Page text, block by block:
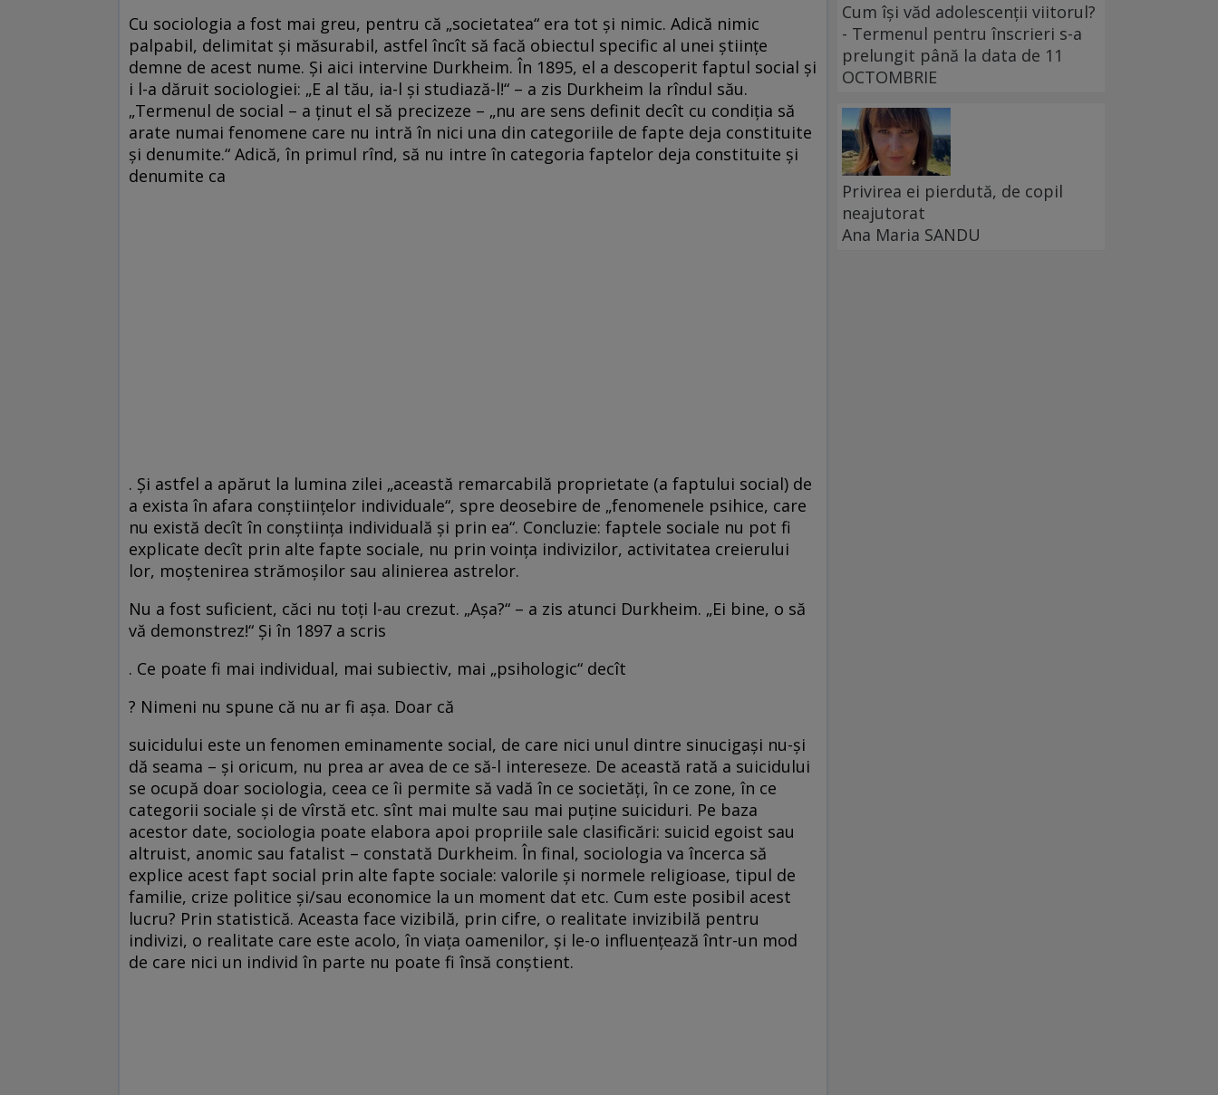
Cu sociologia a fost mai greu, pentru că „societatea“ era tot şi nimic. Adică nimic
palpabil, delimitat şi măsurabil, astfel încît să facă obiectul specific al unei ştiinţe
demne de acest nume. Şi aici intervine Durkheim. În 1895, el a descoperit faptul social şi
i l-a dăruit sociologiei: „E al tău, ia-l şi studiază-l!“ – a zis Durkheim la rîndul său.
„Termenul de social – a ţinut el să precizeze – „nu are sens definit decît cu condiţia să
arate numai fenomene care nu intră în nici una din categoriile de fapte deja constituite
şi denumite.“ Adică, în primul rînd, să nu intre în categoria faptelor deja constituite şi
denumite ca
. Şi astfel a apărut la lumina zilei „această remarcabilă proprietate (a faptului social) de
a exista în afara conştiinţelor individuale“, spre deosebire de „fenomenele psihice, care
nu există decît în conştiinţa individuală şi prin ea“. Concluzie: faptele sociale nu pot fi
explicate decît prin alte fapte sociale, nu prin voinţa indivizilor, activitatea creierului
lor, moştenirea strămoşilor sau alinierea astrelor.
Nu a fost suficient, căci nu toţi l-au crezut. „Aşa?“ – a zis atunci Durkheim. „Ei bine, o să
vă demonstrez!“ Şi în 1897 a scris
. Ce poate fi mai individual, mai subiectiv, mai „psihologic“ decît
? Nimeni nu spune că nu ar fi aşa. Doar că
suicidului este un fenomen eminamente social, de care nici unul dintre sinucigaşi nu-şi
dă seama – şi oricum, nu prea ar avea de ce să-l intereseze. De această rată a suicidului
se ocupă doar sociologia, ceea ce îi permite să vadă în ce societăţi, în ce zone, în ce
categorii sociale şi de vîrstă etc. sînt mai multe sau mai puţine suiciduri. Pe baza
acestor date, sociologia poate elabora apoi propriile sale clasificări: suicid egoist sau
altruist, anomic sau fatalist – constată Durkheim. În final, sociologia va încerca să
explice acest fapt social prin alte fapte sociale: valorile şi normele religioase, tipul de
familie, crize politice şi/sau economice la un moment dat etc. Cum este posibil acest
lucru? Prin statistică. Aceasta face vizibilă, prin cifre, o realitate invizibilă pentru
indivizi, o realitate care este acolo, în viaţa oamenilor, şi le-o influenţează într-un mod
de care nici un individ în parte nu poate fi însă conştient.
Cum își văd adolescenții viitorul?
- Termenul pentru înscrieri s-a
prelungit până la data de 11
OCTOMBRIE
Privirea ei pierdută, de copil
neajutorat
Ana Maria SANDU